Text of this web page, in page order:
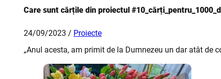
Care sunt cărțile din proiectul
24/09/2023 / Proiecte
„Anul acesta, am primit de la Dumnezeu un dar atât de